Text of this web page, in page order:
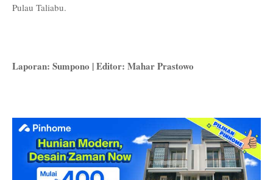
Pulau Taliabu.
Laporan: Sumpono | Editor: Mahar Prastowo